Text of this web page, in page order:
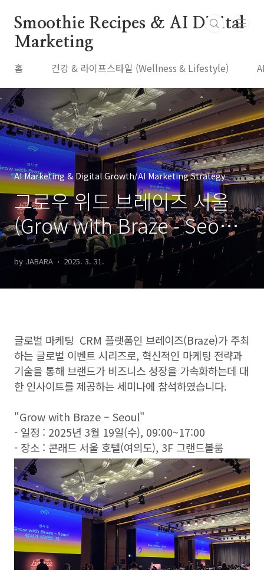
Smoothie Recipes & AI Digital
Marketing
홈 건강 & 라이프스타일 (Wellness & Lifestyle)
AI Marketing & Digital Growth/AI Marketing Strategy
그로우 위드 브레이즈 서울
(Grow with Braze - Seoul)
2025 참석 후기
by JABARA 2025. 3. 31.
글로벌 마케팅 CRM 플랫폼인 브레이즈(Braze)가 주최
하는 글로벌 이벤트 시리즈로, 혁신적인 마케팅 전략과
기술을 통해 브랜드가 비즈니스 성장을 가속화하는데 대
한 인사이트를 제공하는 세미나에 참석하였습니다.
"Grow with Braze – Seoul"
- 일정 : 2025년 3월 19일(수), 09:00~17:00
- 장소 : 콘래드 서울 호텔(여의도), 3F 그랜드볼룸